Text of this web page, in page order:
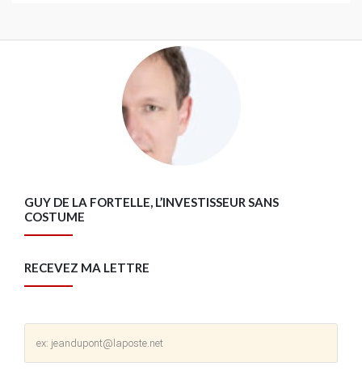
GUY DE LA FORTELLE, L’INVESTISSEUR SANS
COSTUME
RECEVEZ MA LETTRE